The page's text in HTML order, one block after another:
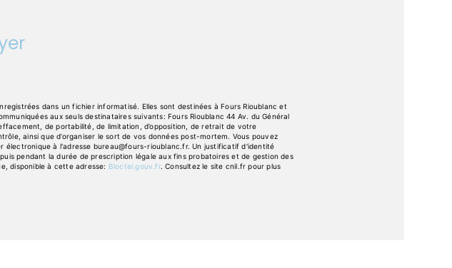
dans un fichier informatisé. Elles sont destinées à Fours Rioublanc et
aux seuls destinataires suivants: Fours Rioublanc 44 Av. du Général
de portabilité, de limitation, d’opposition, de retrait de votre
ainsi que d’organiser le sort de vos données post-mortem. Vous pouvez
électronique à l'adresse bureau@fours-rioublanc.fr. Un justificatif d'identité
pendant la durée de prescription légale aux fins probatoires et de gestion des
disponible à cette adresse: Bloctel.gouv.fr. Consultez le site cnil.fr pour plus